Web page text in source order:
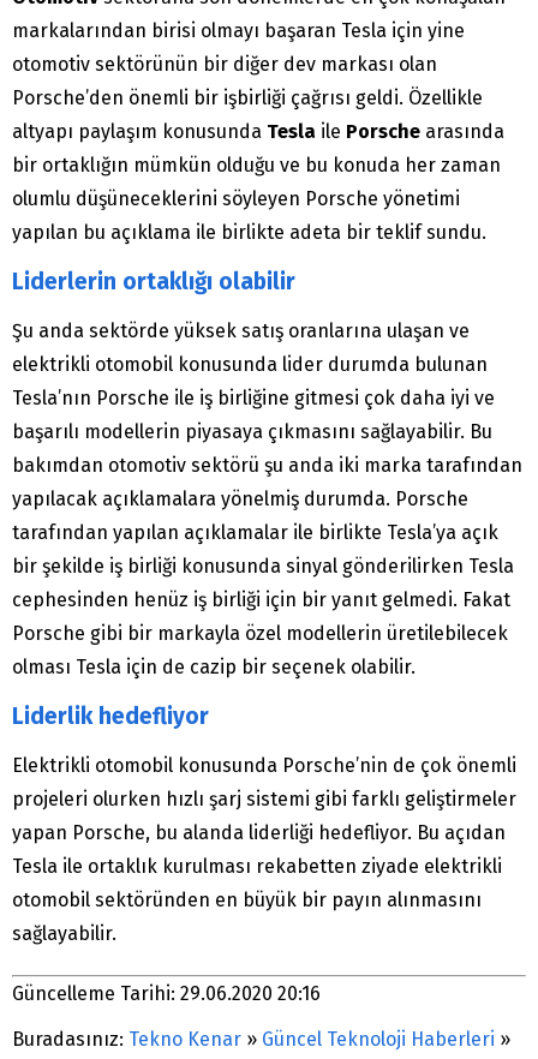
markalarından birisi olmayı başaran Tesla için yine
otomotiv sektörünün bir diğer dev markası olan
Porsche’den önemli bir işbirliği çağrısı geldi. Özellikle
altyapı paylaşım konusunda Tesla ile Porsche arasında
bir ortaklığın mümkün olduğu ve bu konuda her zaman
olumlu düşüneceklerini söyleyen Porsche yönetimi
yapılan bu açıklama ile birlikte adeta bir teklif sundu.
Liderlerin ortaklığı olabilir
Şu anda sektörde yüksek satış oranlarına ulaşan ve
elektrikli otomobil konusunda lider durumda bulunan
Tesla’nın Porsche ile iş birliğine gitmesi çok daha iyi ve
başarılı modellerin piyasaya çıkmasını sağlayabilir. Bu
bakımdan otomotiv sektörü şu anda iki marka tarafından
yapılacak açıklamalara yönelmiş durumda. Porsche
tarafından yapılan açıklamalar ile birlikte Tesla’ya açık
bir şekilde iş birliği konusunda sinyal gönderilirken Tesla
cephesinden henüz iş birliği için bir yanıt gelmedi. Fakat
Porsche gibi bir markayla özel modellerin üretilebilecek
olması Tesla için de cazip bir seçenek olabilir.
Liderlik hedefliyor
Elektrikli otomobil konusunda Porsche’nin de çok önemli
projeleri olurken hızlı şarj sistemi gibi farklı geliştirmeler
yapan Porsche, bu alanda liderliği hedefliyor. Bu açıdan
Tesla ile ortaklık kurulması rekabetten ziyade elektrikli
otomobil sektöründen en büyük bir payın alınmasını
sağlayabilir.
Güncelleme Tarihi: 29.06.2020 20:16
Buradasınız: Tekno Kenar » Güncel Teknoloji Haberleri »